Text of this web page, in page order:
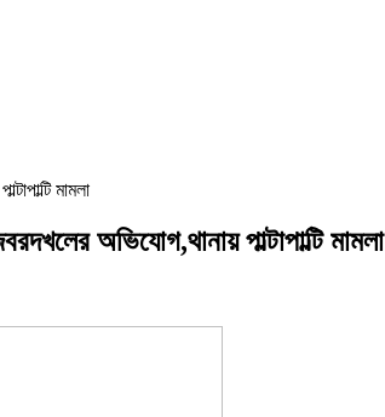
মামলা
অভিযোগ,থানায় পাল্টাপাল্টি মামলা